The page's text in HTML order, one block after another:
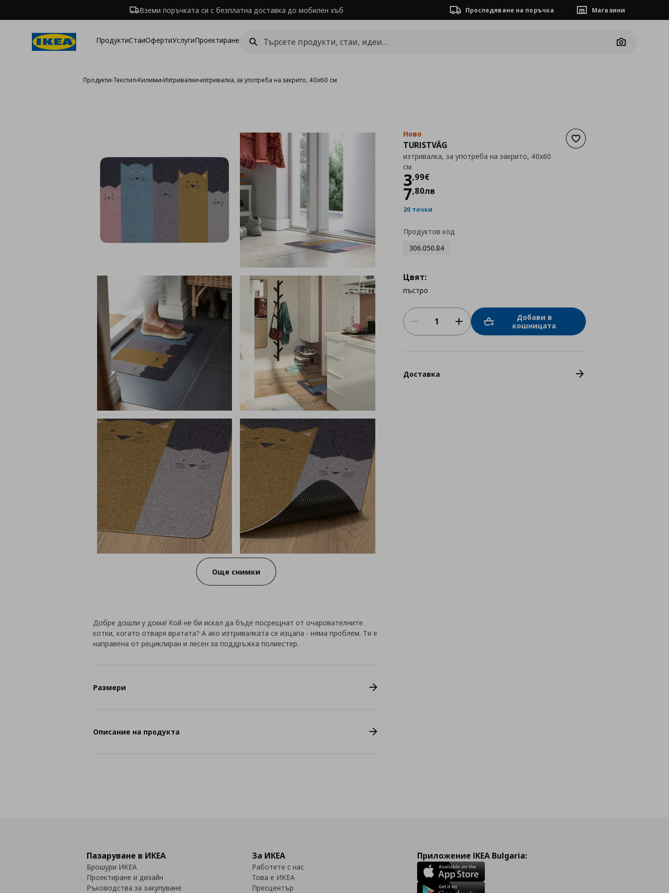
Вземи поръчката си с безплатна доставка до мобилен хъб Проследяване на поръчка Магазини
ПродуктиСтаиОфертиУслугиПроектиране
Camera
Продукти›Текстил›Килими›Изтривалки›изтривалка, за употреба на закрито, 40x60 см
Още снимки
Добави към списъка с
Ново
TURISTVÄG
изтривалка, за употреба на закрито, 40x60
см
3,99€
Цена
7,80лв
20 точки
Продуктов код
306.050.84
Цвят:
пъстро
Добави в
кошницата
Доставка
Добре дошли у дома! Кой не би искал да бъде посрещнат от очарователните
котки, когато отваря вратата? А ако изтривалката се изцапа - няма проблем. Тя е
направена от рециклиран и лесен за поддръжка полиестер.
Размери
Описание на продукта
Пазаруване в ИКЕА
Брошури ИКЕА
Проектиране и дизайн
Ръководства за закупуване
За ИКЕА
Работете с нас
Това е ИКЕА
Пресцентър
Приложение IKEA Bulgaria: